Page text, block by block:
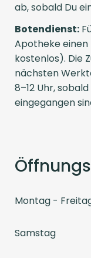
ab, sobald Du
Botendienst:
Apotheke
kostenlos). Die
nächsten
8–12 Uhr,
eingegangen
Montag -
Samstag